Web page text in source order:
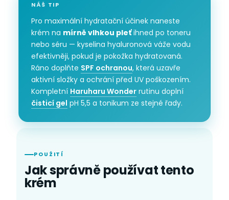
NÁŠ TIP
Pro maximální hydratační účinek naneste
krém na mírně vlhkou pleťihned po toneru
nebo séru — kyselina hyaluronová váže vodu
efektivněji, pokud je pokožka hydratovaná.
Ráno doplňte SPF ochranou, která uzavře
aktivní složky a ochrání před UV poškozením.
Kompletní Haruharu Wonder rutinu doplní
čisticí gel pH 5,5 a tonikum ze stejné řady.
POUŽITÍ
Jak správně používat tento
krém